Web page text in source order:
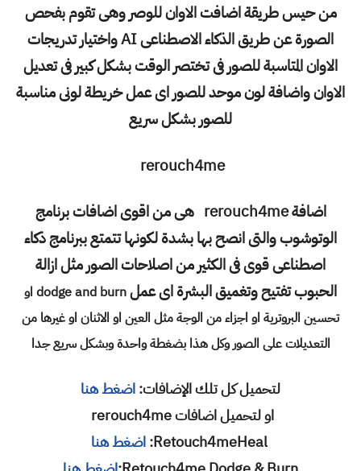
من حيس طريقة اضافت الاوان للوصر وهى تقوم بفحص
الصورة عن طريق الذكاء الاصطناعى AI واختيار تدريجات
الاوان المتاسبة للصور فى تختصر الوقت بشكل كبير فى تعديل
الاوان واضافة لون موحد للصور اى عمل خريطة لونى مناسبة
للصور بشكل سريع
rerouch4me
اضافة rerouch4me هى من اقوى اضافات برنامج
الوتوشوب والتى انصح بها بشدة لكونها تتمتع ببرنامج ذكاء
اصطناعى قوى فى الكثير من اصلاحات الصور مثل ازالة
الحبوب تفتيح وتغميق البشرة اى عمل
dodge and burn او
تحسين البروترية او اجزاء من الوجة مثل العين او الاثنان او غيرها من
التعديلات على الصور وكل هذا بضغطة واحدة وبشكل سريع جدا
لتحميل كل تلك الإضافات:اضغط هنا
او لتحميل اضافات rerouch4me
Retouch4meHeal: اضغط هنا